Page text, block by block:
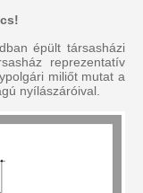
épült társasházi
reprezentatív
miliőt mutat a
nyílászáróival.